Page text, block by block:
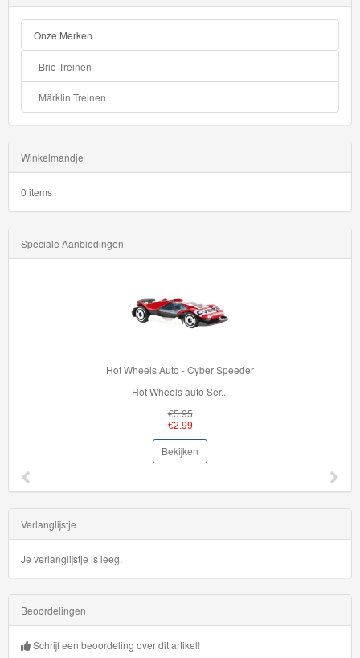
Onze Merken
Brio Treinen
Märklin Treinen
Winkelmandje
0 items
Speciale Aanbiedingen
Hot Wheels Auto - Cyber Speeder
Hot Wheels auto Ser...
€5.95
€2.99
Bekijken
Verlanglijstje
Je verlanglijstje is leeg.
Beoordelingen
Schrijf een beoordeling over dit artikel!